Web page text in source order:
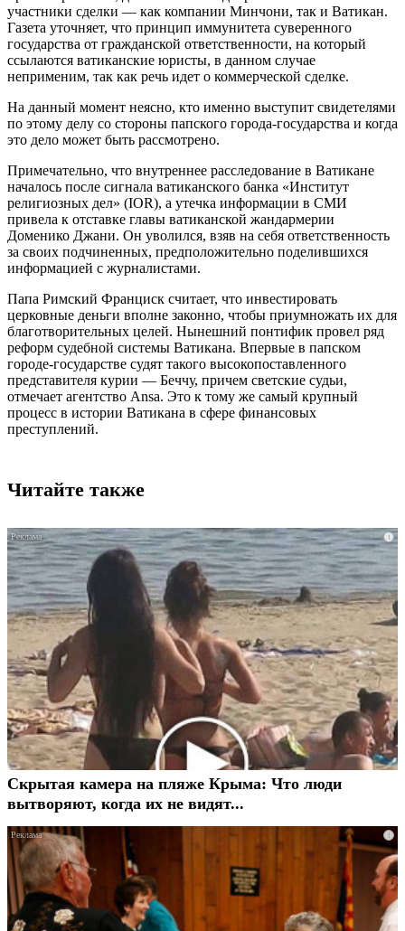
участники сделки — как компании Минчони, так и Ватикан.
Газета уточняет, что принцип иммунитета суверенного
государства от гражданской ответственности, на который
ссылаются ватиканские юристы, в данном случае
неприменим, так как речь идет о коммерческой сделке.
На данный момент неясно, кто именно выступит свидетелями
по этому делу со стороны папского города-государства и когда
это дело может быть рассмотрено.
Примечательно, что внутреннее расследование в Ватикане
началось после сигнала ватиканского банка «Институт
религиозных дел» (IOR), а утечка информации в СМИ
привела к отставке главы ватиканской жандармерии
Доменико Джани. Он уволился, взяв на себя ответственность
за своих подчиненных, предположительно поделившихся
информацией с журналистами.
Папа Римский Франциск считает, что инвестировать
церковные деньги вполне законно, чтобы приумножать их для
благотворительных целей. Нынешний понтифик провел ряд
реформ судебной системы Ватикана. Впервые в папском
городе-государстве судят такого высокопоставленного
представителя курии — Беччу, причем светские судьи,
отмечает агентство Ansa. Это к тому же самый крупный
процесс в истории Ватикана в сфере финансовых
преступлений.
Читайте также
i
Скрытая камера на пляже Крыма: Что люди
вытворяют, когда их не видят...
i